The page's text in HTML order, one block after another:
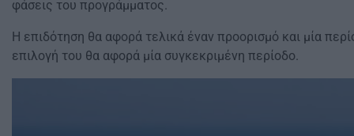
φάσεις του προγράμματος.
Η επιδότηση θα αφορά τελικά έναν προορισμό και μία
επιλογή του θα αφορά μία συγκεκριμένη περίοδο.